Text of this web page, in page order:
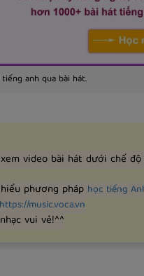
anh qua bài hát.
video bài hát dưới chế độ
phương pháp học tiếng
https://music.voca.vn
vui vẻ!^^